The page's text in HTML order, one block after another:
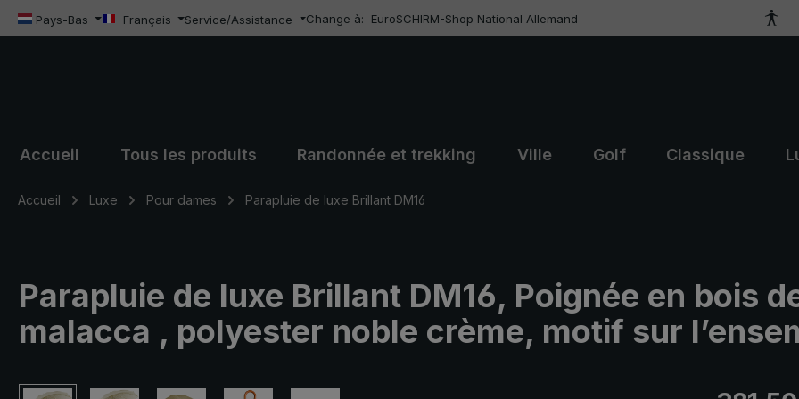
au contenu principal
Passer à la recherche
Passer à la navigation principale
Pays-Bas Français Service/Assistance Change à: EuroSCHIRM-Shop National Allemand
Accueil Tous les produits Randonnée et trekking Ville Golf Classique
Accueil Luxe Pour dames Parapluie de luxe Brillant DM16
Parapluie de luxe Brillant DM16, Poignée en bois
malacca , polyester noble crème, motif sur
Ignorer la galerie d'images Prix régulier :